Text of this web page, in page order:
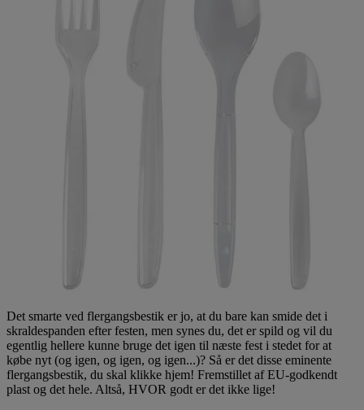
Det smarte ved flergangsbestik er jo, at du bare kan smide det i
skraldespanden efter festen, men synes du, det er spild og vil du
egentlig hellere kunne bruge det igen til næste fest i stedet for at
købe nyt (og igen, og igen, og igen...)? Så er det disse eminente
flergangsbestik, du skal klikke hjem! Fremstillet af EU-godkendt
plast og det hele. Altså, HVOR godt er det ikke lige!